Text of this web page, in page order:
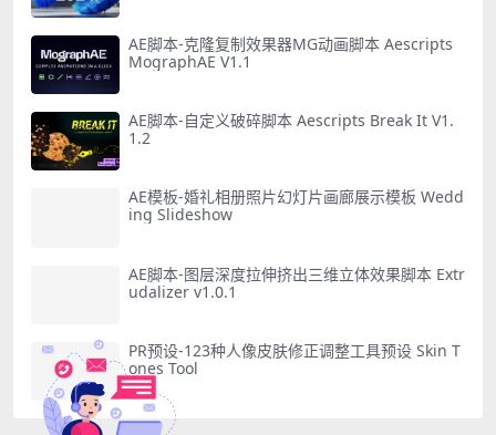
AE脚本-克隆复制效果器MG动画脚本 Aescripts
MographAE V1.1
AE脚本-自定义破碎脚本 Aescripts Break It V1.
1.2
AE模板-婚礼相册照片幻灯片画廊展示模板 Wedd
ing Slideshow
AE脚本-图层深度拉伸挤出三维立体效果脚本 Extr
udalizer v1.0.1
PR预设-123种人像皮肤修正调整工具预设 Skin T
ones Tool